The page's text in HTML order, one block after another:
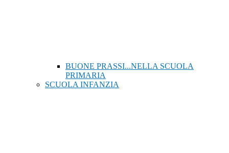
BUONE PRASSI...NELLA SCUOLA
PRIMARIA
SCUOLA INFANZIA